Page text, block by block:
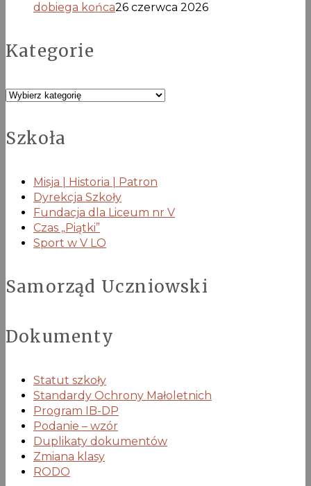
dobiega końca26 czerwca 2026
Kategorie
Kategorie
Szkoła
Misja | Historia | Patron
Dyrekcja Szkoły
Fundacja dla Liceum nr V
Czas „Piątki”
Sport w V LO
Samorząd Uczniowski
Dokumenty
Statut szkoły
Standardy Ochrony Małoletnich
Program IB-DP
Podanie – wzór
Duplikaty dokumentów
Zmiana klasy
RODO